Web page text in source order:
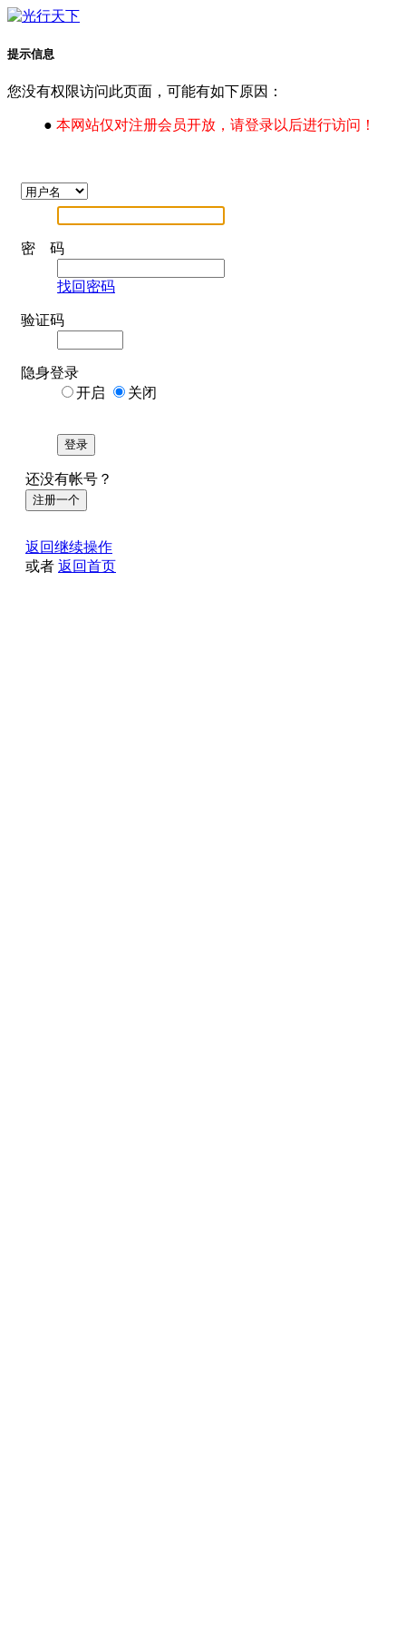
提示信息
您没有权限访问此页面，可能有如下原因：
● 本网站仅对注册会员开放，请登录以后进行访问！
密 码
找回密码
验证码
隐身登录
开启
关闭
登录
还没有帐号？
注册一个
返回继续操作
或者 返回首页